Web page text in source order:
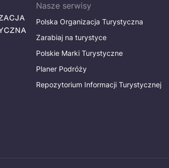
Nasze serwisy
Polska Organizacja Turystyczna
Zarabiaj na turystyce
Polskie Marki Turystyczne
Planer Podróży
Repozytorium Informacji Turystycznej